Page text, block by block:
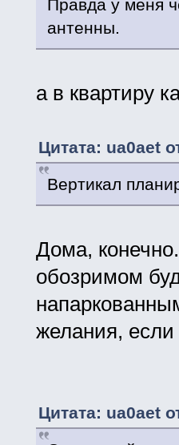
Правда у меня
антенны.
а в квартиру
Цитата: ua0aet
Вертикал
Дома,
обозримом
желания, если
Цитата: ua0aet